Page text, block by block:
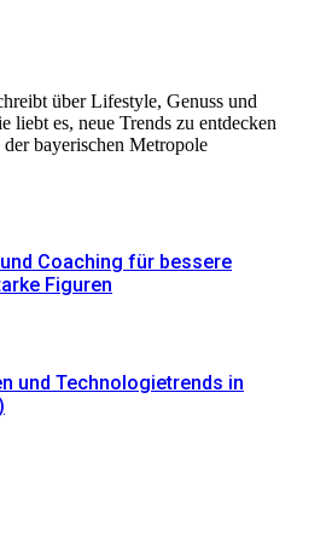
über Lifestyle, Genuss und
liebt es, neue Trends zu entdecken
bayerischen Metropole
Coaching für bessere
Figuren
und Technologietrends in